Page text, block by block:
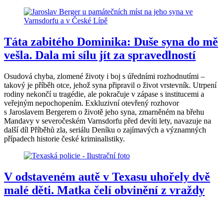
Táta zabitého Dominika: Duše syna do mě
vešla. Dala mi sílu jít za spravedlností
Osudová chyba, zlomené životy i boj s úředními rozhodnutími –
takový je příběh otce, jehož syna připravil o život vrstevník. Utrpení
rodiny nekončí u tragédie, ale pokračuje v zápase s institucemi a
veřejným nepochopením. Exkluzivní otevřený rozhovor
s Jaroslavem Bergerem o životě jeho syna, zmarněném na břehu
Mandavy v severočeském Varnsdorfu před devíti lety, navazuje na
další díl Příběhů zla, seriálu Deníku o zajímavých a významných
případech historie české kriminalistiky.
V odstaveném autě v Texasu uhořely dvě
malé děti. Matka čelí obvinění z vraždy